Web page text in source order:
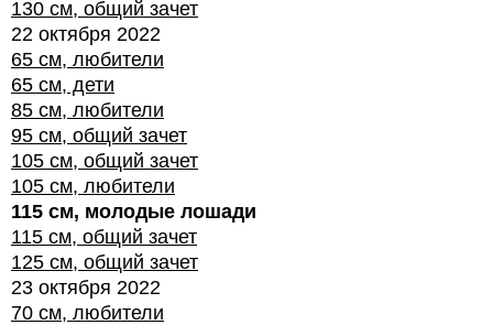
130 см, общий зачет
22 октября 2022
65 см, любители
65 см, дети
85 см, любители
95 см, общий зачет
105 см, общий зачет
105 см, любители
115 см, молодые лошади
115 см, общий зачет
125 см, общий зачет
23 октября 2022
70 см, любители